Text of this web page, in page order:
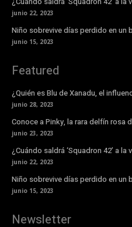
junio 22, 2023
Niño sobrevive días perdido en un
junio 15, 2023
Featured
¿Quién es Blu de Xanadu, el
junio 28, 2023
Conoce a Pinky, la rara delfín rosa
junio 23, 2023
¿Cuándo saldrá ‘Squadron 42’ a la
junio 22, 2023
Niño sobrevive días perdido en un
junio 15, 2023
Newsletter